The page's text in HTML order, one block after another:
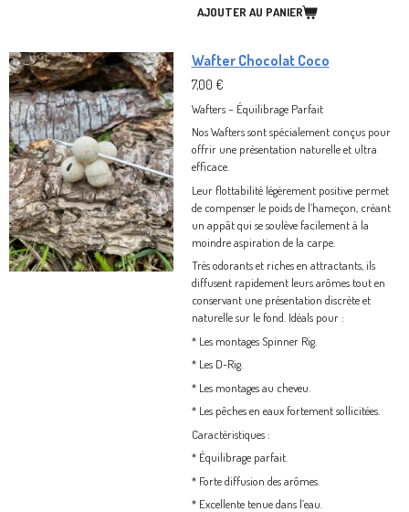
AJOUTER AU PANIER
Wafter Chocolat Coco
7,00 €
Wafters – Équilibrage Parfait
Nos Wafters sont spécialement conçus pour
offrir une présentation naturelle et ultra
efficace.
Leur flottabilité légèrement positive permet
de compenser le poids de l’hameçon, créant
un appât qui se soulève facilement à la
moindre aspiration de la carpe.
Très odorants et riches en attractants, ils
diffusent rapidement leurs arômes tout en
conservant une présentation discrète et
naturelle sur le fond. Idéals pour :
* Les montages Spinner Rig.
* Les D-Rig.
* Les montages au cheveu.
* Les pêches en eaux fortement sollicitées.
Caractéristiques :
* Équilibrage parfait.
* Forte diffusion des arômes.
* Excellente tenue dans l’eau.